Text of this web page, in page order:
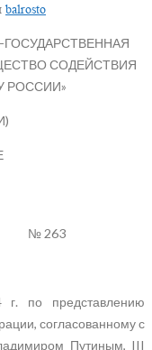
balrosto
СОДЕЙСТВИЯ
РОССИИ»
г.
по представлению
согласованному с
Путиным, III